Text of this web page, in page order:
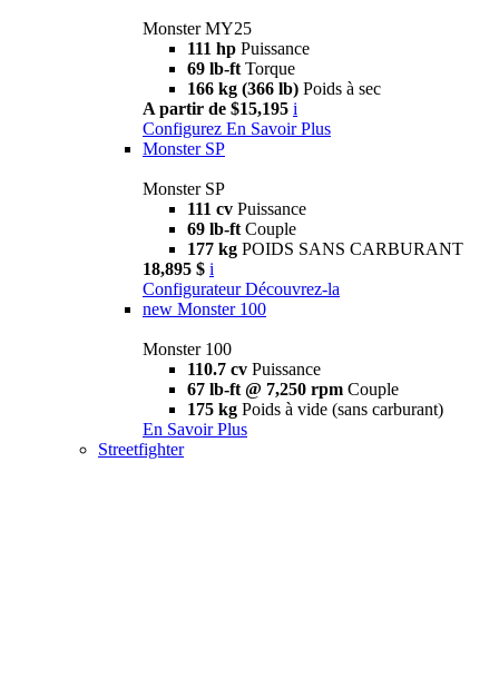
Monster MY25
111 hp Puissance
69 lb-ft Torque
166 kg (366 lb) Poids à sec
A partir de $15,195 i
Configurez En Savoir Plus
Monster SP
Monster SP
111 cv Puissance
69 lb-ft Couple
177 kg POIDS SANS CARBURANT
18,895 $ i
Configurateur Découvrez-la
new Monster 100
Monster 100
110.7 cv Puissance
67 lb-ft @ 7,250 rpm Couple
175 kg Poids à vide (sans carburant)
En Savoir Plus
Streetfighter